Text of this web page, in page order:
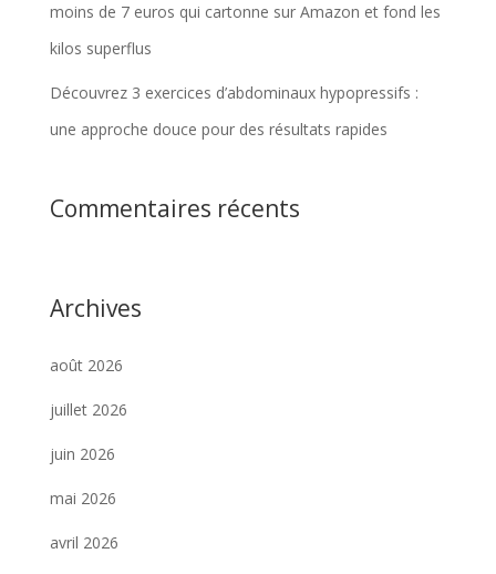
moins de 7 euros qui cartonne sur Amazon et fond les
kilos superflus
Découvrez 3 exercices d’abdominaux hypopressifs :
une approche douce pour des résultats rapides
Commentaires récents
Archives
août 2026
juillet 2026
juin 2026
mai 2026
avril 2026